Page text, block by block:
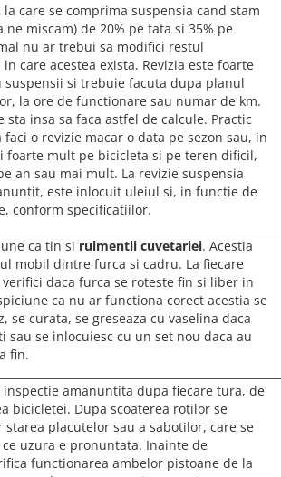
care se comprima suspensia cand stam
ne miscam) de 20% pe fata si 35% pe
nu ar trebui sa modifici restul
care acestea exista. Revizia este foarte
si trebuie facuta dupa planul
la ore de functionare sau numar de km.
sta insa sa faca astfel de calcule. Practic
o revizie macar o data pe sezon sau, in
foarte mult pe bicicleta si pe teren dificil,
an sau mai mult. La revizie suspensia
este inlocuit uleiul si, in functie de
conform specificatiilor.
ca tin si rulmentii cuvetariei. Acestia
mobil dintre furca si cadru. La fiecare
daca furca se roteste fin si liber in
ca nu ar functiona corect acestia se
se curata, se greseaza cu vaselina daca
sau se inlocuiesc cu un set nou daca au
fin.
inspectie amanuntita dupa fiecare tura, de
bicicletei. Dupa scoaterea rotilor se
starea placutelor sau a sabotilor, care se
uzura e pronuntata. Inainte de
functionarea ambelor pistoane de la